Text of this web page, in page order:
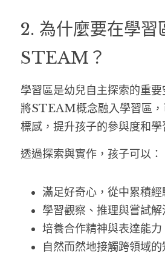
2. 為什麼要在學習
STEAM？
學習區是幼兒自主探索的重要
將STEAM概念融入學習區，
標感，提升孩子的參與度和學
透過探索與實作，孩子可以：
滿足好奇心，從中累積經
學習觀察、推理與嘗試解
培養合作精神與表達能力
自然而然地接觸跨領域